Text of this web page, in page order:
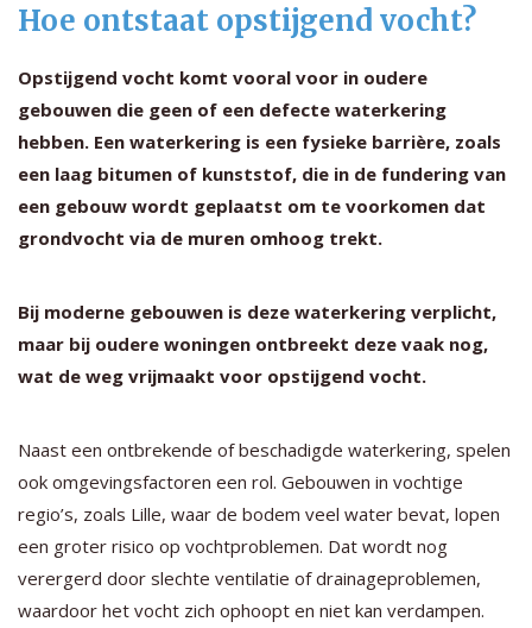
Hoe ontstaat opstijgend vocht?
Opstijgend vocht komt vooral voor in oudere
gebouwen die geen of een defecte waterkering
hebben. Een waterkering is een fysieke barrière, zoals
een laag bitumen of kunststof, die in de fundering van
een gebouw wordt geplaatst om te voorkomen dat
grondvocht via de muren omhoog trekt.
Bij moderne gebouwen is deze waterkering verplicht,
maar bij oudere woningen ontbreekt deze vaak nog,
wat de weg vrijmaakt voor opstijgend vocht.
Naast een ontbrekende of beschadigde waterkering, spelen
ook omgevingsfactoren een rol. Gebouwen in vochtige
regio’s, zoals Lille, waar de bodem veel water bevat, lopen
een groter risico op vochtproblemen. Dat wordt nog
verergerd door slechte ventilatie of drainageproblemen,
waardoor het vocht zich ophoopt en niet kan verdampen.